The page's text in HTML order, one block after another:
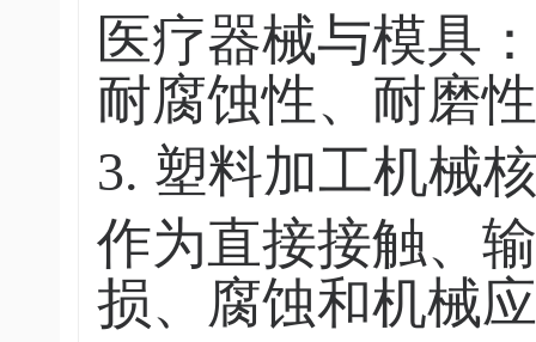
医疗器械与模具
耐腐蚀性、耐磨
3. 塑料加工机械
作为直接接触、
损、腐蚀和机械